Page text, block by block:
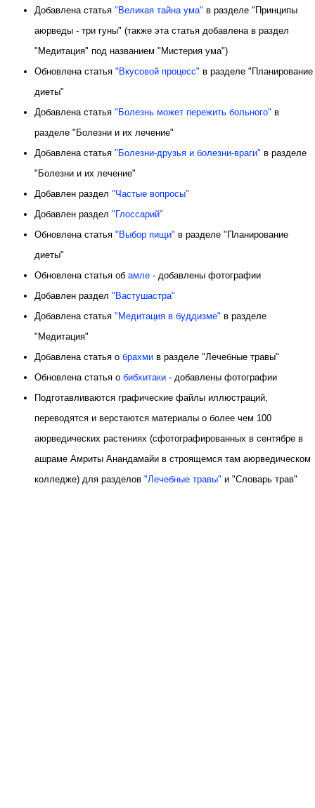
Добавлена статья "Великая тайна ума" в разделе "Принципы
аюрведы - три гуны" (также эта статья добавлена в раздел
"Медитация" под названием "Мистерия ума")
Обновлена статья "Вкусовой процесс" в разделе "Планирование
диеты"
Добавлена статья "Болезнь может пережить больного" в
разделе "Болезни и их лечение"
Добавлена статья "Болезни-друзья и болезни-враги" в разделе
"Болезни и их лечение"
Добавлен раздел "Частые вопросы"
Добавлен раздел "Глоссарий"
Обновлена статья "Выбор пищи" в разделе "Планирование
диеты"
Обновлена статья об амле - добавлены фотографии
Добавлен раздел "Вастушастра"
Добавлена статья "Медитация в буддизме" в разделе
"Медитация"
Добавлена статья о брахми в разделе "Лечебные травы"
Обновлена статья о бибхитаки - добавлены фотографии
Подготавливаются графические файлы иллюстраций,
переводятся и верстаются материалы о более чем 100
аюрведических растениях (сфотографированных в сентябре в
ашраме Амриты Анандамайи в строящемся там аюрведическом
колледже) для разделов "Лечебные травы" и "Словарь трав"